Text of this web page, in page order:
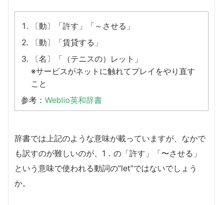
〔動〕「許す」「～させる」
〔動〕「賃貸する」
〔名〕「（テニスの）レット」
※サービスがネットに触れてプレイをやり直す
こと
参考： Weblio英和辞書
辞書では上記のような意味が載っていますが、なかで
も訳すのが難しいのが、1．の「許す」「〜させる」
という意味で使われる動詞の”let”ではないでしょう
か。